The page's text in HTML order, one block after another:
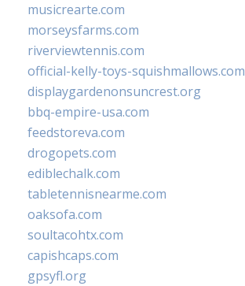
musicrearte.com
morseysfarms.com
riverviewtennis.com
official-kelly-toys-squishmallows.com
displaygardenonsuncrest.org
bbq-empire-usa.com
feedstoreva.com
drogopets.com
ediblechalk.com
tabletennisnearme.com
oaksofa.com
soultacohtx.com
capishcaps.com
gpsyfl.org